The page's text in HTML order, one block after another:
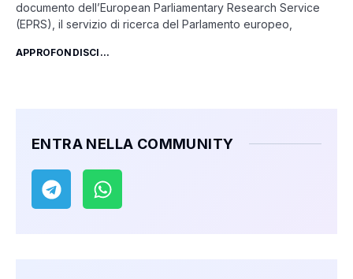
documento dell’European Parliamentary Research Service
(EPRS), il servizio di ricerca del Parlamento europeo,
APPROFONDISCI...
ENTRA NELLA COMMUNITY